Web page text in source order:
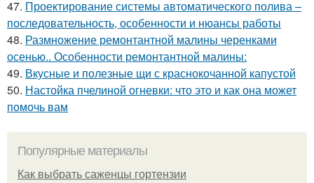
47. Проектирование системы автоматического полива –
последовательность, особенности и нюансы работы
48. Размножение ремонтантной малины черенками
осенью.. Особенности ремонтантной малины:
49. Вкусные и полезные щи с краснокочанной капустой
50. Настойка пчелиной огневки: что это и как она может
помочь вам
Популярные материалы
Как выбрать саженцы гортензии